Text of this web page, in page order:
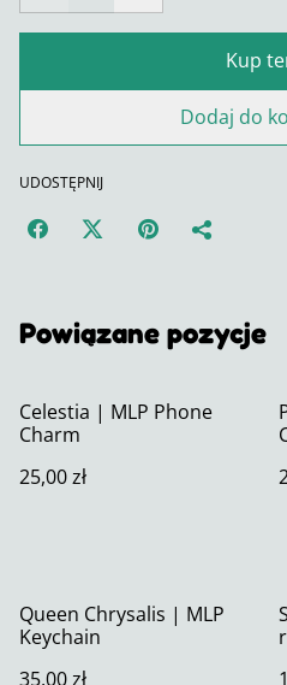
Kup
Dodaj do
UDOSTĘPNIJ
Powiązane pozycje
Celestia | MLP Phone
Charm
25,00 zł
Queen Chrysalis | MLP
Keychain
35,00 zł